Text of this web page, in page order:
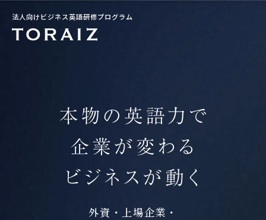
法人向けビジネス英語研修プログラム
外資・上場企業・